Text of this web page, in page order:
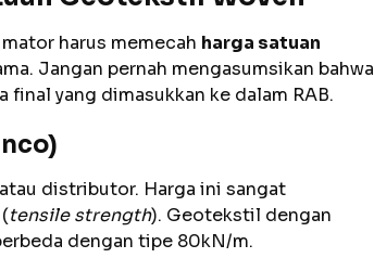
harus memecah harga satuan
Jangan pernah mengasumsikan bahwa
yang dimasukkan ke dalam RAB.
distributor. Harga ini sangat
tensile strength). Geotekstil dengan
dengan tipe 80kN/m.